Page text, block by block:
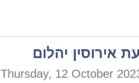
אירוסין יהלום
Thursday, 12 October